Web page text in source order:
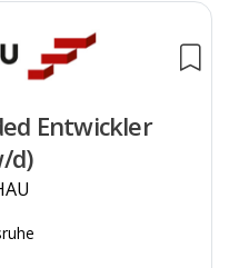
Entwickler
d)